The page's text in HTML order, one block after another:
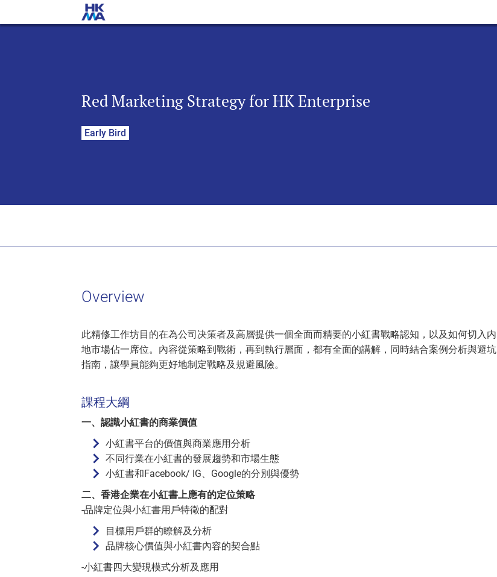
Red Marketing Strategy for HK Enterprise
Early Bird
Overview
此精修工作坊目的在為公司决策者及高層提供一個全面而精要的小紅書戰略認知，以及如何切入内
地市場佔一席位。內容從策略到戰術，再到執行層面，都有全面的講解，同時結合案例分析與避坑
指南，讓學員能夠更好地制定戰略及規避風險。
課程大綱
一、認識小紅書的商業價值
­小紅書平台的價值與商業應用分析
­不同行業在小紅書的發展趨勢和市場生態
小紅書和Facebook/ IG、Google的分別與優勢
二、香港企業在小紅書上應有的定位策略
-品牌定位與小紅書用戶特徵的配對
目標用戶群的瞭解及分析
品牌核心價值與小紅書內容的契合點
-小紅書四大變現模式分析及應用